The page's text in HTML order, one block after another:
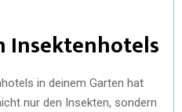
Insektenhotels
in deinem Garten hat
nur den Insekten, sondern